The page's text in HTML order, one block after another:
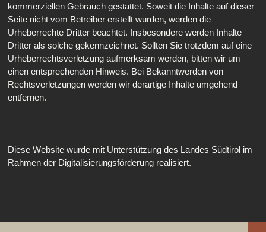
kommerziellen Gebrauch gestattet. Soweit die Inhalte auf dieser
Seite nicht vom Betreiber erstellt wurden, werden die
Urheberrechte Dritter beachtet. Insbesondere werden Inhalte
Dritter als solche gekennzeichnet. Sollten Sie trotzdem auf eine
Urheberrechtsverletzung aufmerksam werden, bitten wir um
einen entsprechenden Hinweis. Bei Bekanntwerden von
Rechtsverletzungen werden wir derartige Inhalte umgehend
entfernen.
Diese Website wurde mit Unterstützung des Landes Südtirol im
Rahmen der Digitalisierungsförderung realisiert.